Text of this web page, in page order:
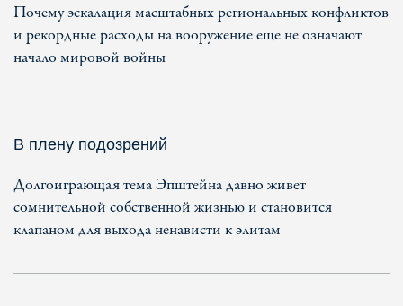
Почему эскалация масштабных региональных конфликтов
и рекордные расходы на вооружение еще не означают
начало мировой войны
В плену подозрений
Долгоиграющая тема Эпштейна давно живет
сомнительной собственной жизнью и становится
клапаном для выхода ненависти к элитам